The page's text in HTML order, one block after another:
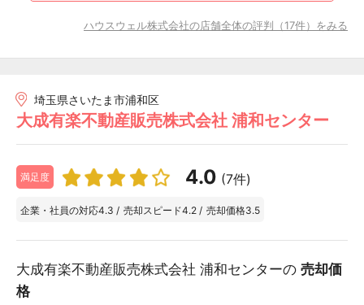
ハウスウェル株式会社の店舗全体の評判（17件）をみる
埼玉県さいたま市浦和区
大成有楽不動産販売株式会社 浦和センター
満足度 4.0 (7件)
企業・社員の対応4.3 / 売却スピード4.2 / 売却価格3.5
大成有楽不動産販売株式会社 浦和センターの 売却価
格